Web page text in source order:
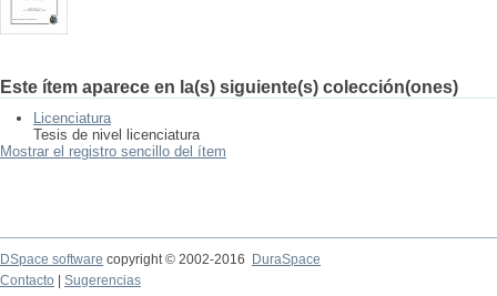
Este ítem aparece en la(s) siguiente(s) colección(ones)
Licenciatura
Tesis de nivel licenciatura
Mostrar el registro sencillo del ítem
DSpace software copyright © 2002-2016
DuraSpace
Contacto
Sugerencias